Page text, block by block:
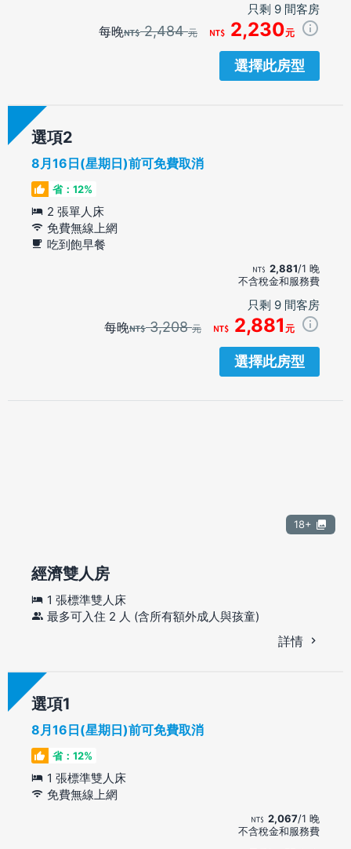
只剩 9 間客房
每晚 2,484元 2,230元
選擇此房型
選項
8月16日(星期日)前可免費取消
省：12%
2 張單人床
免費無線上網
吃到飽早餐
2,881/1 晚
不含稅金和服務費
只剩 9 間客房
每晚 3,208元 2,881 元
選擇此房型
18+
經濟雙人房
1 張標準雙人床
最多可入住 2 人 (含所有額外成人與孩童)
詳情
選項
8月16日(星期日)前可免費取消
省：12%
1 張標準雙人床
免費無線上網
2,067/1 晚
不含稅金和服務費